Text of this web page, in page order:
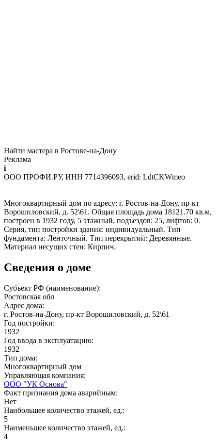
Найти мастера в Ростове-на-Дону
Реклама
i
ООО ПРОФИ.РУ, ИНН 7714396093, erid: LdtCKWmeo
Многоквартирный дом по адресу: г. Ростов-на-Дону, пр-кт
Ворошиловский, д. 52\61. Общая площадь дома 18121.70 кв.м,
построен в 1932 году, 5 этажный, подъездов: 25, лифтов: 0.
Серия, тип постройки здания: индивидуальный. Тип
фундамента: Ленточный. Тип перекрытий: Деревянные.
Материал несущих стен: Кирпич.
Сведения о доме
Субъект РФ (наименование):
Ростовская обл
Адрес дома:
г. Ростов-на-Дону, пр-кт Ворошиловский, д. 52\61
Год постройки:
1932
Год ввода в эксплуатацию:
1932
Тип дома:
Многоквартирный дом
Управляющая компания:
ООО "УК Основа"
Факт признания дома аварийным:
Нет
Наибольшее количество этажей, ед.:
5
Наименьшее количество этажей, ед.:
4